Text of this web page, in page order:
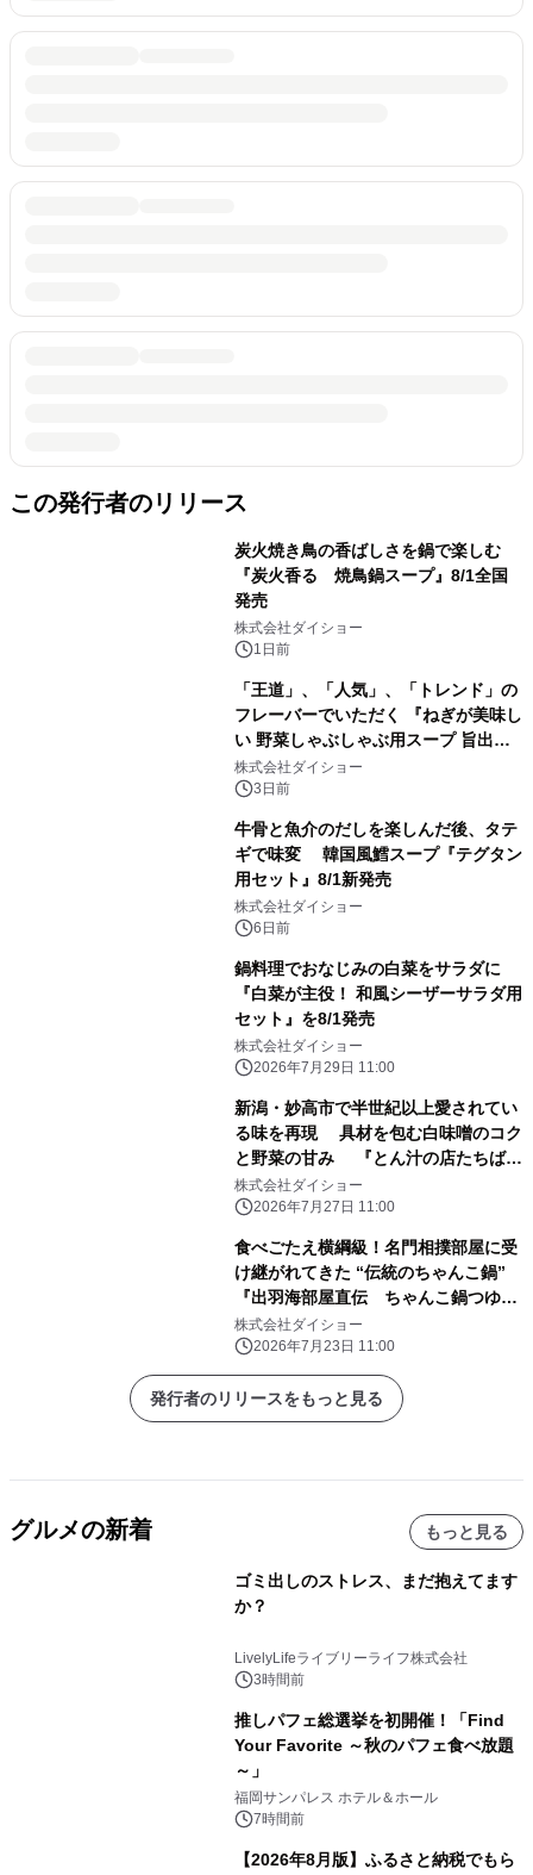
この発行者のリリース
炭火焼き鳥の香ばしさを鍋で楽しむ
『炭火香る 焼鳥鍋スープ』8/1全国
発売
株式会社ダイショー
1日前
「王道」、「人気」、「トレンド」の
フレーバーでいただく 『ねぎが美味し
い 野菜しゃぶしゃぶ用スープ 旨出汁
仕立て』 『青菜が美味しい 野菜しゃ
ぶしゃぶ用スープ すき焼き仕立て』
用スープ 麻辣湯仕立て』 8月1日に新
発売
株式会社ダイショー
3日前
牛骨と魚介のだしを楽しんだ後、タテ
ギで味変 韓国風鱈スープ『テグタン
用セット』8/1新発売
株式会社ダイショー
6日前
鍋料理でおなじみの白菜をサラダに
『白菜が主役！ 和風シーザーサラダ用
セット』を8/1発売
株式会社ダイショー
2026年7月29日 11:00
新潟・妙高市で半世紀以上愛されてい
る味を再現 具材を包む白味噌のコク
と野菜の甘み 『とん汁の店たちばな
監修 とん汁鍋スープ』新発売
株式会社ダイショー
2026年7月27日 11:00
食べごたえ横綱級！名門相撲部屋に受
け継がれてきた “伝統のちゃんこ鍋”
『出羽海部屋直伝 ちゃんこ鍋つゆ
塩』 『出羽海部屋直伝 ちゃんこ鍋つ
ゆ 醤油』新発売
株式会社ダイショー
2026年7月23日 11:00
発行者のリリースをもっと見る
グルメの新着 もっと見る
ゴミ出しのストレス、まだ抱えてます
か？
LivelyLifeライブリーライフ株式会社
3時間前
推しパフェ総選挙を初開催！「Find
Your Favorite ～秋のパフェ食べ放題
～」
福岡サンパレス ホテル＆ホール
7時間前
【2026年8月版】ふるさと納税でもら